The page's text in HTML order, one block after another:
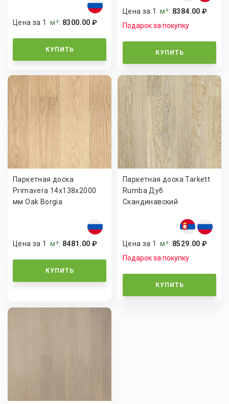
Цена за 1м²: 8300.00 ₽
КУПИТЬ
Цена за 1м²: 8384.00 ₽
Подарок за покупку
КУПИТЬ
Паркетная доска
Primavera 14x138x2000
мм Oak Borgia
Цена за 1м²: 8481.00 ₽
КУПИТЬ
Паркетная доска Tarkett
Rumba Дуб
Скандинавский
Цена за 1м²: 8529.00 ₽
Подарок за покупку
КУПИТЬ